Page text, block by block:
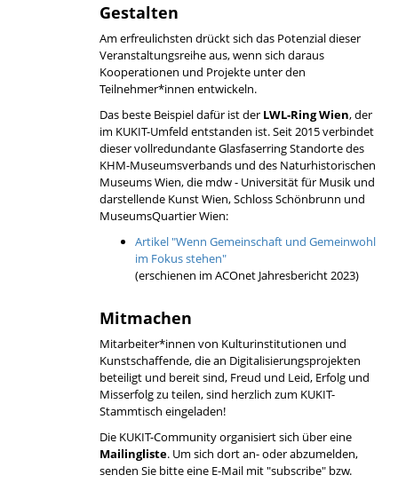
Gestalten
Am erfreulichsten drückt sich das Potenzial dieser
Veranstaltungsreihe aus, wenn sich daraus
Kooperationen und Projekte unter den
Teilnehmer*innen entwickeln.
Das beste Beispiel dafür ist der LWL-Ring Wien, der
im KUKIT-Umfeld entstanden ist. Seit 2015 verbindet
dieser vollredundante Glasfaserring Standorte des
KHM-Museumsverbands und des Naturhistorischen
Museums Wien, die mdw - Universität für Musik und
darstellende Kunst Wien, Schloss Schönbrunn und
MuseumsQuartier Wien:
Artikel "Wenn Gemeinschaft und Gemeinwohl
im Fokus stehen"
(erschienen im ACOnet Jahresbericht 2023)
Mitmachen
Mitarbeiter*innen von Kulturinstitutionen und
Kunstschaffende, die an Digitalisierungsprojekten
beteiligt und bereit sind, Freud und Leid, Erfolg und
Misserfolg zu teilen, sind herzlich zum KUKIT-
Stammtisch eingeladen!
Die KUKIT-Community organisiert sich über eine
Mailingliste. Um sich dort an- oder abzumelden,
senden Sie bitte eine E-Mail mit "subscribe" bzw.